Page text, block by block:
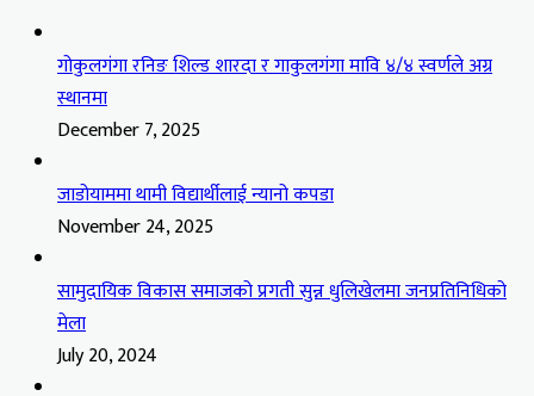
गोकुलगंगा रनिङ शिल्ड शारदा र गाकुलगंगा मावि ४/४ स्वर्णले अग्र
स्थानमा
December 7, 2025
जाडोयाममा थामी विद्यार्थीलाई न्यानो कपडा
November 24, 2025
सामुदायिक विकास समाजको प्रगती सुन्न धुलिखेलमा जनप्रतिनिधिको
मेला
July 20, 2024